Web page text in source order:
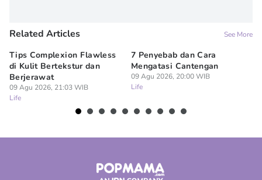
Related Articles See More
Tips Complexion Flawless
di Kulit Bertekstur dan
Berjerawat
09 Agu 2026, 21:03 WIB
Life
7 Penyebab dan Cara
Mengatasi Cantengan
09 Agu 2026, 20:00 WIB
Life